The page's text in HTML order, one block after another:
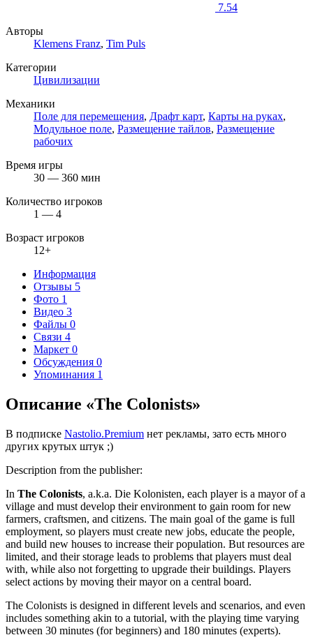
7.54
Авторы
Klemens Franz, Tim Puls
Категории
Цивилизации
Механики
Поле для перемещения, Драфт карт, Карты на руках,
Модульное поле, Размещение тайлов, Размещение
рабочих
Время игры
30 — 360 мин
Количество игроков
1 — 4
Возраст игроков
12+
Информация
Отзывы 5
Фото 1
Видео 3
Файлы 0
Связи 4
Маркет 0
Обсуждения 0
Упоминания 1
Описание «The Colonists»
В подписке Nastolio.Premium нет рекламы, зато есть много
других крутых штук ;)
Description from the publisher:
In The Colonists, a.k.a. Die Kolonisten, each player is a mayor of a
village and must develop their environment to gain room for new
farmers, craftsmen, and citizens. The main goal of the game is full
employment, so players must create new jobs, educate the people,
and build new houses to increase their population. But resources are
limited, and their storage leads to problems that players must deal
with, while also not forgetting to upgrade their buildings. Players
select actions by moving their mayor on a central board.
The Colonists is designed in different levels and scenarios, and even
includes something akin to a tutorial, with the playing time varying
between 30 minutes (for beginners) and 180 minutes (experts).